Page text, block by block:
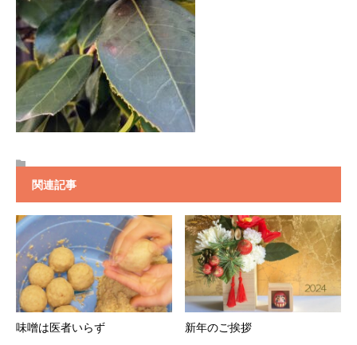
関連記事
味噌は医者いらず 新年のご挨拶